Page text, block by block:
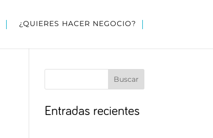
¿QUIERES HACER NEGOCIO?
Buscar
Entradas recientes